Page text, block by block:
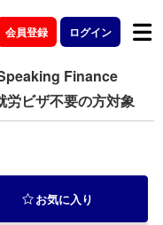
会員登録 ログイン
Finance
ビザ不要の方対象
お気に入り